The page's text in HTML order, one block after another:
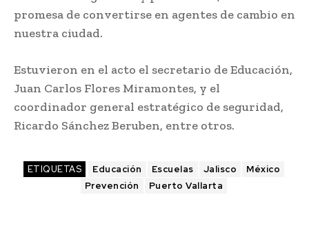
promesa de convertirse en agentes de cambio en
nuestra ciudad.
Estuvieron en el acto el secretario de Educación,
Juan Carlos Flores Miramontes, y el
coordinador general estratégico de seguridad,
Ricardo Sánchez Beruben, entre otros.
ETIQUETAS Educación Escuelas Jalisco
México
Prevención
Puerto Vallarta